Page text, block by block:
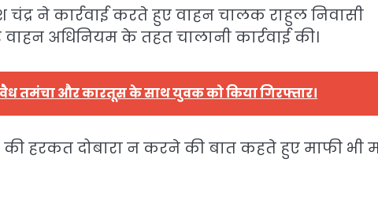
चंद्रने कार्रवाई करते हुए वाहन चालक राहुल निवासी
अधिनियम के तहत चालानी कार्रवाई की।
तमंचा और कारतूस के साथ युवक को किया गिरफ्तार।
हरकत दोबारा न करने की बात कहते हुए माफी भी